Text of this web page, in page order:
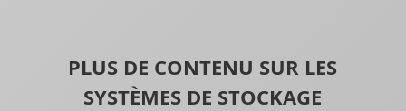
PLUS DE CONTENU SUR LES
SYSTÈMES DE STOCKAGE